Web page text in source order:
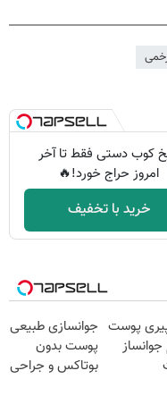
کوب دستی فقط تا آخر
امروز حراج خورد!🔥
خرید با تخفیف
پوست
جوانساز
جوانسازی طبیعی
پوست بدون
بوتاکس و جراحی